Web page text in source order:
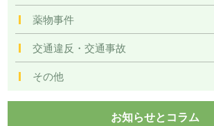
薬物事件
交通違反・交通事故
その他
お知らせとコラム